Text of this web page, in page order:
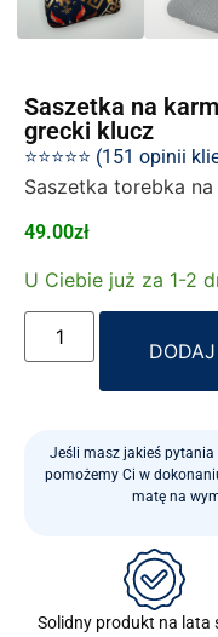
Saszetka na
grecki klucz
⭐⭐⭐⭐⭐ (151 opinii
Saszetka torebka
49.00zł
U Ciebie już za 1-2
Jeśli masz jakieś
pomożemy Ci w
matę na
Solidny produkt na lata